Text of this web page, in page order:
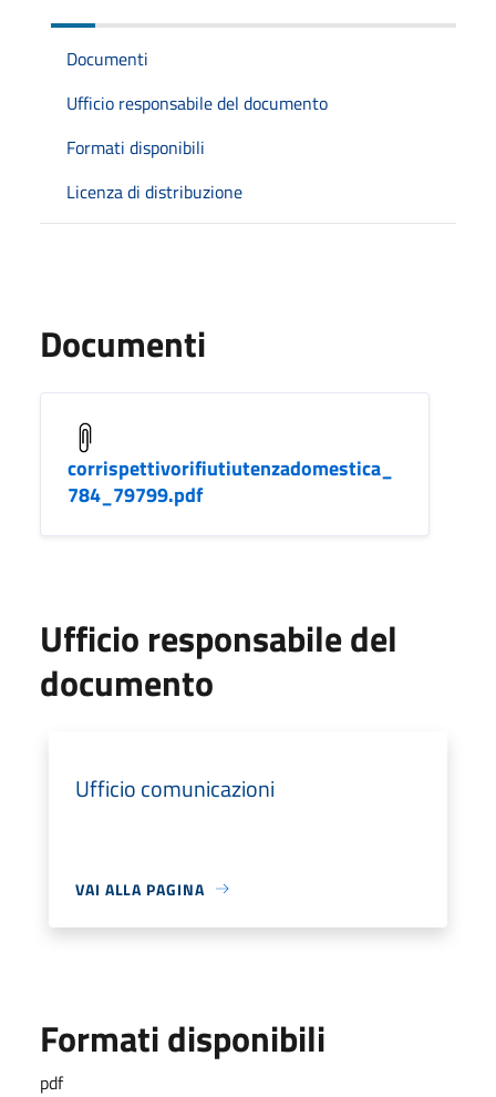
Documenti
Ufficio responsabile del documento
Formati disponibili
Licenza di distribuzione
Documenti
corrispettivorifiutiutenzadomestica_
784_79799.pdf
Ufficio responsabile del
documento
Ufficio comunicazioni
VAI ALLA PAGINA
Formati disponibili
pdf